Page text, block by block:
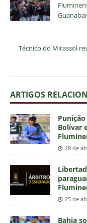
Técnico do Mirassol
ARTIGOS
Bolívar
28 de
25 de
Bahia